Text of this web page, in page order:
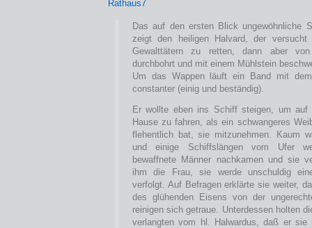
Das auf den ersten Blick ungewöhnliche
zeigt den heiligen Halvard, der
Gewalttätern zu retten, dann aber
durchbohrt und mit einem Mühlstein
Um das Wappen läuft ein Band mit
constanter (einig und beständig).
Er wollte eben ins Schiff steigen, um auf
Hause zu fahren, als ein schwangeres
flehentlich bat, sie mitzunehmen. Kaum
und einige Schiffslängen vom Ufer
bewaffnete Männer nachkamen und sie
ihm die Frau, sie werde unschuldig
verfolgt. Auf Befragen erklärte sie weiter,
des glühenden Eisens von der
reinigen sich getraue. Unterdessen holten
verlangten vom hl. Halwardus, daß er sie